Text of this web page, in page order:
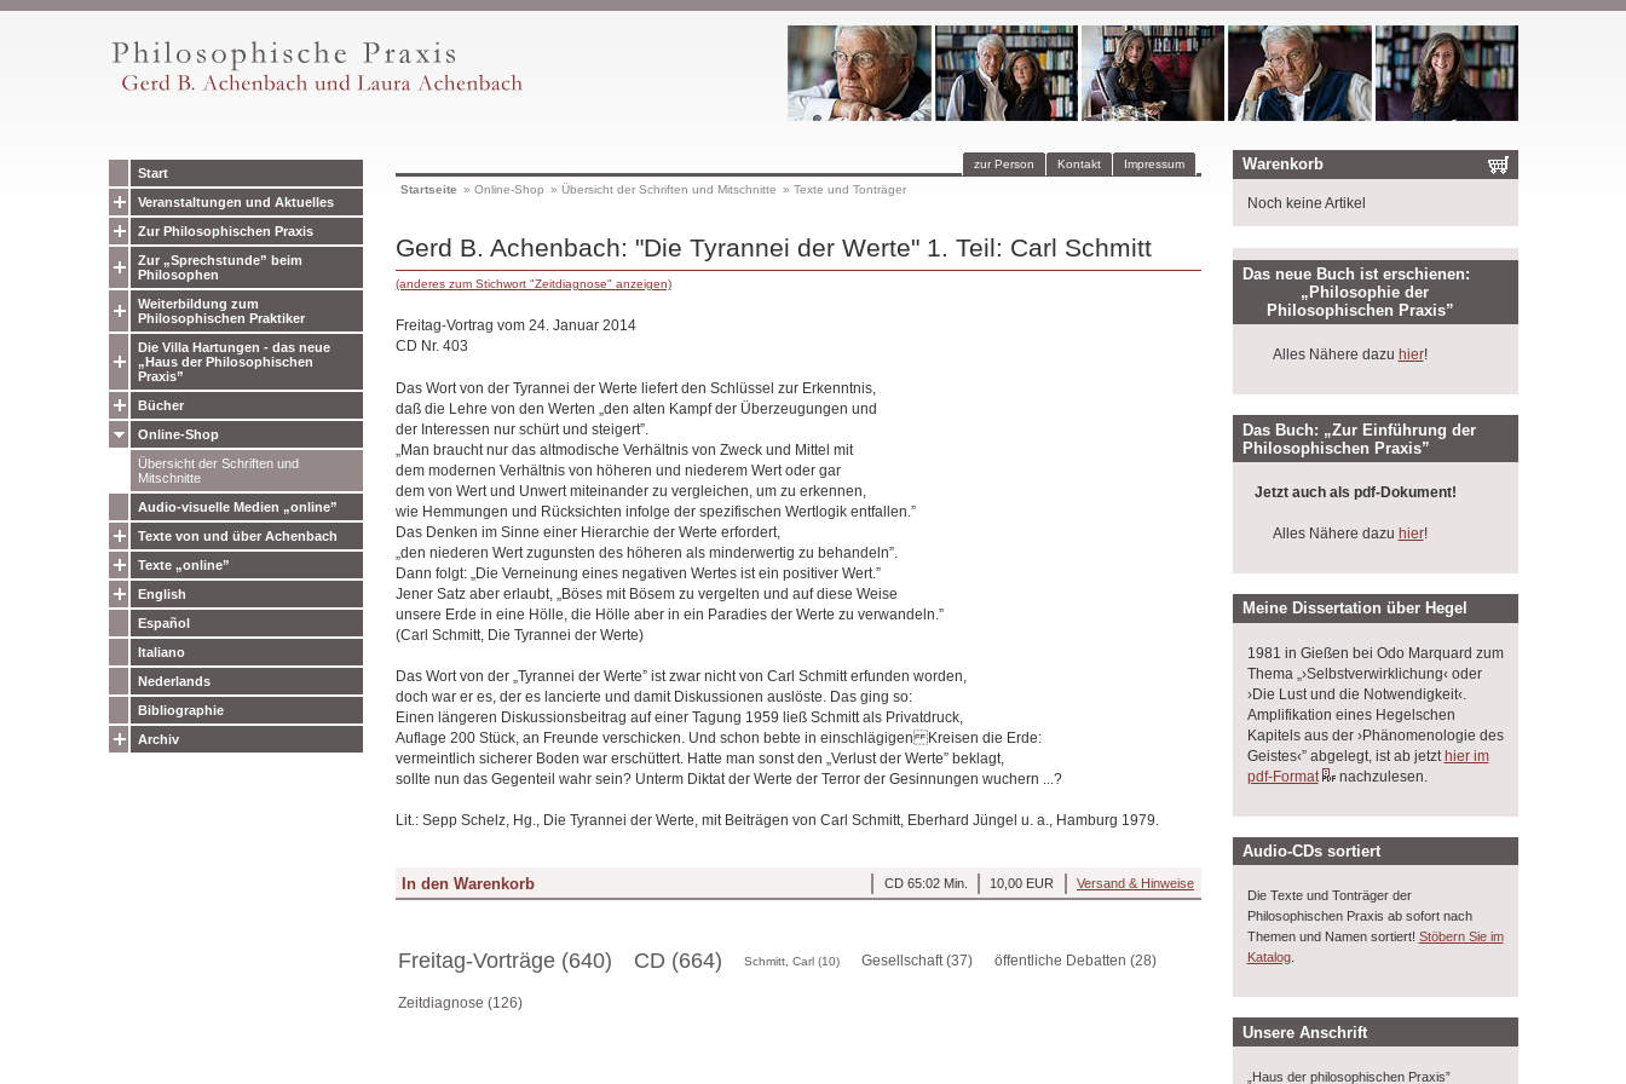
Start
Veranstaltungen und Aktuelles
Zur Philosophischen Praxis
Zur „Sprechstunde” beim
Philosophen
Weiterbildung zum
Philosophischen Praktiker
Die Villa Hartungen - das neue
„Haus der Philosophischen
Praxis”
Bücher
Online-Shop
Übersicht der Schriften und
Mitschnitte
Audio-visuelle Medien „online”
Texte von und über Achenbach
Texte „online”
English
Español
Italiano
Nederlands
Bibliographie
Archiv
Impressum
Kontakt
zur Person
Startseite » Online-Shop » Übersicht der Schriften und Mitschnitte » Texte und Tonträger
Gerd B. Achenbach: "Die Tyrannei der Werte" 1. Teil: Carl Schmitt
(anderes zum Stichwort "Zeitdiagnose" anzeigen)
Freitag-Vortrag vom 24. Januar 2014
CD Nr. 403
Das Wort von der Tyrannei der Werte liefert den Schlüssel zur Erkenntnis,
daß die Lehre von den Werten „den alten Kampf der Überzeugungen und
der Interessen nur schürt und steigert”.
„Man braucht nur das altmodische Verhältnis von Zweck und Mittel mit
dem modernen Verhältnis von höheren und niederem Wert oder gar
dem von Wert und Unwert miteinander zu vergleichen, um zu erkennen,
wie Hemmungen und Rücksichten infolge der spezifischen Wertlogik entfallen.”
Das Denken im Sinne einer Hierarchie der Werte erfordert,
„den niederen Wert zugunsten des höheren als minderwertig zu behandeln”.
Dann folgt: „Die Verneinung eines negativen Wertes ist ein positiver Wert.”
Jener Satz aber erlaubt, „Böses mit Bösem zu vergelten und auf diese Weise
unsere Erde in eine Hölle, die Hölle aber in ein Paradies der Werte zu verwandeln.”
(Carl Schmitt, Die Tyrannei der Werte)
Das Wort von der „Tyrannei der Werte” ist zwar nicht von Carl Schmitt erfunden worden,
doch war er es, der es lancierte und damit Diskussionen auslöste. Das ging so:
Einen längeren Diskussionsbeitrag auf einer Tagung 1959 ließ Schmitt als Privatdruck,
Auflage 200 Stück, an Freunde verschicken. Und schon bebte in einschlägigen Kreisen die Erde:
vermeintlich sicherer Boden war erschüttert. Hatte man sonst den „Verlust der Werte” beklagt,
sollte nun das Gegenteil wahr sein? Unterm Diktat der Werte der Terror der Gesinnungen wuchern ...?
Lit.: Sepp Schelz, Hg., Die Tyrannei der Werte, mit Beiträgen von Carl Schmitt, Eberhard Jüngel u. a., Hamburg 1979.
Versand & Hinweise
10,00 EUR
CD 65:02 Min.
Freitag-Vorträge (640) CD (664) Schmitt, Carl (10) Gesellschaft (37) öffentliche Debatten (28)
Zeitdiagnose (126)
Warenkorb
Noch keine Artikel
Das neue Buch ist erschienen:
„Philosophie der
Philosophischen Praxis”
Alles Nähere dazu hier!
Das Buch: „Zur Einführung der
Philosophischen Praxis”
Jetzt auch als pdf-Dokument!
Alles Nähere dazu hier!
Meine Dissertation über Hegel
1981 in Gießen bei Odo Marquard zum
Thema „›Selbstverwirklichung‹ oder
›Die Lust und die Notwendigkeit‹.
Amplifikation eines Hegelschen
Kapitels aus der ›Phänomenologie des
Geistes‹” abgelegt, ist ab jetzt hier im
pdf-Format
nachzulesen.
Audio-CDs sortiert
Die Texte und Tonträger der
Philosophischen Praxis ab sofort nach
Themen und Namen sortiert! Stöbern Sie im
Katalog.
Unsere Anschrift
„Haus der philosophischen Praxis”